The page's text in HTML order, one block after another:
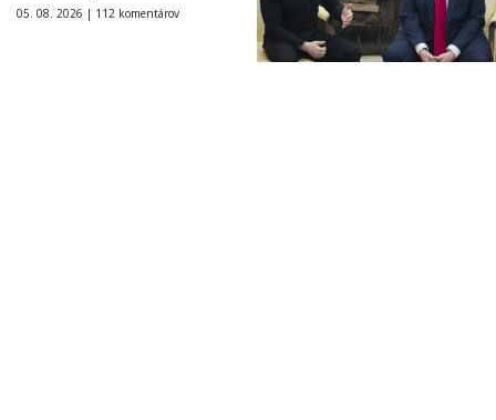
05. 08. 2026 | 112 komentárov